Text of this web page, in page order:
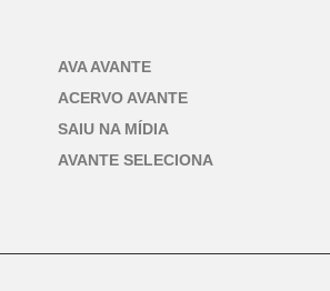
AVA AVANTE
ACERVO AVANTE
SAIU NA MÍDIA
AVANTE SELECIONA